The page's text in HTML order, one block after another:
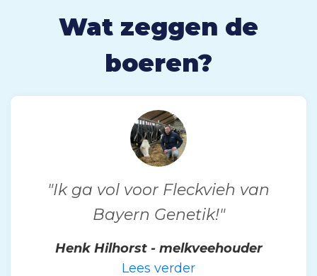
Wat zeggen de
boeren?
"Ik ga vol voor Fleckvieh van
Bayern Genetik!"
Henk Hilhorst - melkveehouder
Lees verder